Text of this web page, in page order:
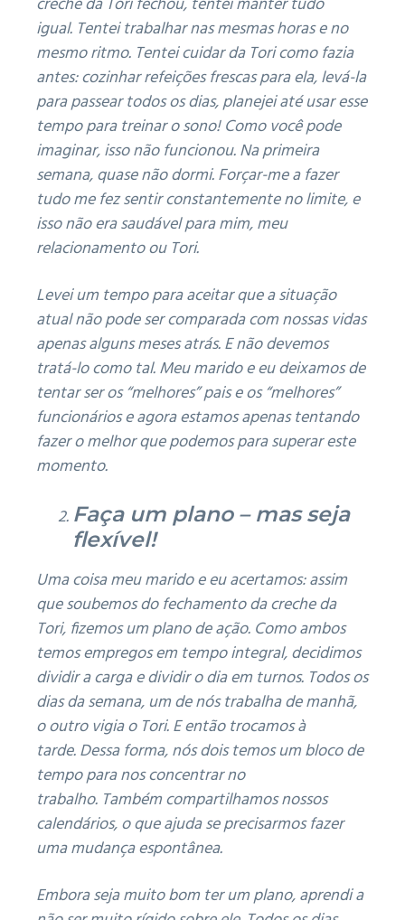
igual. Tentei trabalhar nas mesmas horas e no
mesmo ritmo. Tentei cuidar da Tori como fazia
antes: cozinhar refeições frescas para ela, levá-la
para passear todos os dias, planejei até usar esse
tempo para treinar o sono!Como você pode
imaginar, isso não funcionou.Na primeira
semana, quase não dormi.Forçar-me a fazer
tudo me fez sentir constantemente no limite, e
isso não era saudável para mim, meu
relacionamento ou Tori.
Levei um tempo para aceitar que a situação
atual não pode ser comparada com nossas vidas
apenas alguns meses atrás.E não devemos
tratá-lo como tal.Meu marido e eu deixamos de
tentar ser os “melhores” pais e os “melhores”
funcionários e agora estamos apenas tentando
fazer o melhor que podemos para superar este
momento.
Faça um plano – mas seja
flexível!
Uma coisa meu marido e eu acertamos: assim
que soubemos do fechamento da creche da
Tori, fizemos um plano de ação. Como ambos
temos empregos em tempo integral, decidimos
dividir a carga edividir o dia em turnos. Todos os
dias da semana, um de nós trabalha de manhã,
o outro vigia o Tori.E então trocamos à
tarde.Dessa forma, nós dois temos um bloco de
tempo para nos concentrar no
trabalho. Tambémcompartilhamos nossos
calendários, o que ajuda se precisarmos fazer
uma mudança espontânea.
Embora seja muito bom ter um plano, aprendi a